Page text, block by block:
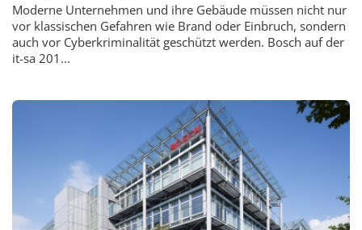
Moderne Unternehmen und ihre Gebäude müssen nicht nur
vor klassischen Gefahren wie Brand oder Einbruch, sondern
auch vor Cyberkriminalität geschützt werden. Bosch auf der
it-sa 201...